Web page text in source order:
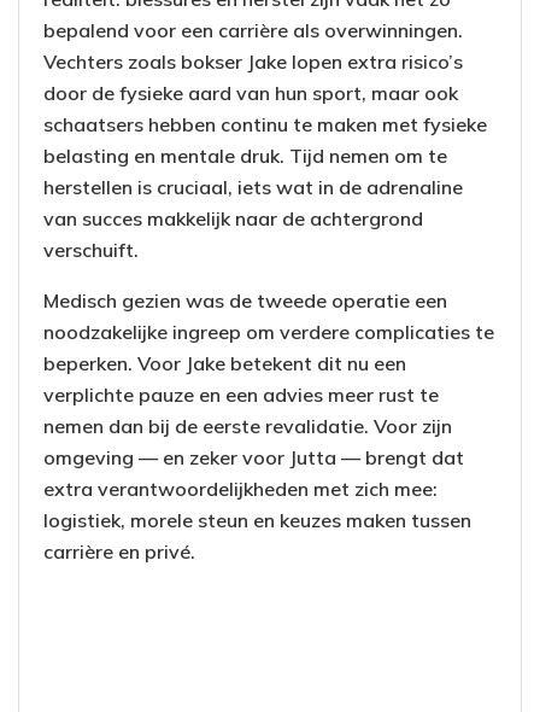
bepalend voor een carrière als overwinningen.
Vechters zoals bokser Jake lopen extra risico’s
door de fysieke aard van hun sport, maar ook
schaatsers hebben continu te maken met fysieke
belasting en mentale druk. Tijd nemen om te
herstellen is cruciaal, iets wat in de adrenaline
van succes makkelijk naar de achtergrond
verschuift.
Medisch gezien was de tweede operatie een
noodzakelijke ingreep om verdere complicaties te
beperken. Voor Jake betekent dit nu een
verplichte pauze en een advies meer rust te
nemen dan bij de eerste revalidatie. Voor zijn
omgeving — en zeker voor Jutta — brengt dat
extra verantwoordelijkheden met zich mee:
logistiek, morele steun en keuzes maken tussen
carrière en privé.